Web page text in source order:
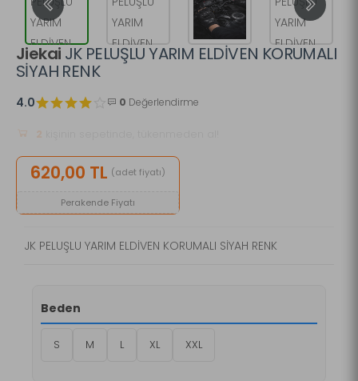
Jiekai JK PELUŞLU YARIM ELDİVEN KORUMALI
SİYAH RENK
4.0 0 Değerlendirme
336
620,00 TL (adet fiyatı)
Perakende Fiyatı
JK PELUŞLU YARIM ELDİVEN KORUMALI SİYAH RENK
Beden
S M L XL XXL